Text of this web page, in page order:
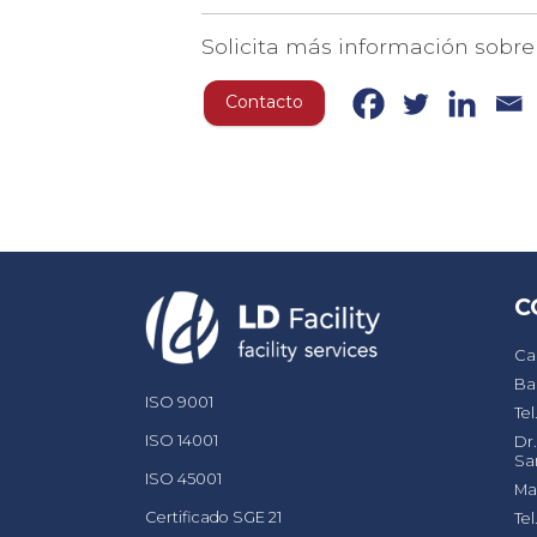
Solicita más información
Contacto
ISO 9001
ISO 14001
ISO 45001
Certificado SGE 21